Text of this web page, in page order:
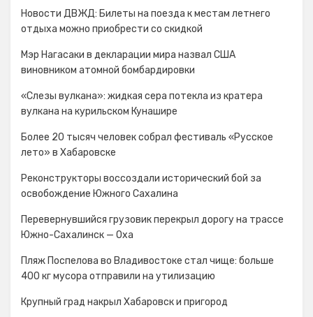
Новости ДВЖД: Билеты на поезда к местам летнего
отдыха можно приобрести со скидкой
Мэр Нагасаки в декларации мира назвал США
виновником атомной бомбардировки
«Слезы вулкана»: жидкая сера потекла из кратера
вулкана на курильском Кунашире
Более 20 тысяч человек собрал фестиваль «Русское
лето» в Хабаровске
Реконструкторы воссоздали исторический бой за
освобождение Южного Сахалина
Перевернувшийся грузовик перекрыл дорогу на трассе
Южно-Сахалинск — Оха
Пляж Поспелова во Владивостоке стал чище: больше
400 кг мусора отправили на утилизацию
Крупный град накрыл Хабаровск и пригород